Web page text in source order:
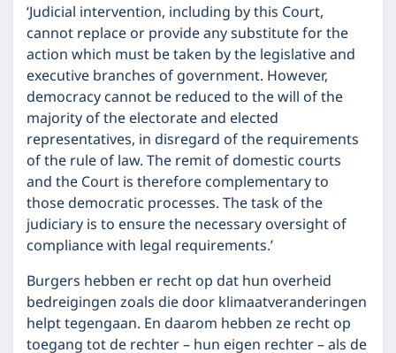
‘Judicial intervention, including by this Court,
cannot replace or provide any substitute for the
action which must be taken by the legislative and
executive branches of government. However,
democracy cannot be reduced to the will of the
majority of the electorate and elected
representatives, in disregard of the requirements
of the rule of law. The remit of domestic courts
and the Court is therefore complementary to
those democratic processes. The task of the
judiciary is to ensure the necessary oversight of
compliance with legal requirements.’
Burgers hebben er recht op dat hun overheid
bedreigingen zoals die door klimaatveranderingen
helpt tegengaan. En daarom hebben ze recht op
toegang tot de rechter – hun eigen rechter – als de